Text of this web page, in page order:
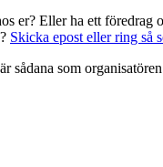
er? Eller ha ett föredrag
Skicka epost eller ring så
är sådana som